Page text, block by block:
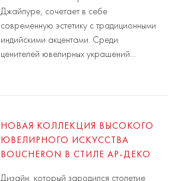
Джайпуре, сочетает в себе
современную эстетику с традиционными
индийскими акцентами. Среди
ценителей ювелирных украшений…
НОВАЯ КОЛЛЕКЦИЯ ВЫСОКОГО
ЮВЕЛИРНОГО ИСКУССТВА
BOUCHERON В СТИЛЕ АР-ДЕКО
Дизайн, который зародился столетие